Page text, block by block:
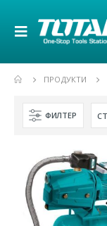
ПРОДУКТИ
ФИЛТЕР